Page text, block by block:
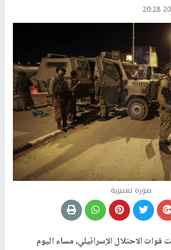
صورة تعبيرية
قوات الاحتلال الإسرائيلي، مساء اليوم